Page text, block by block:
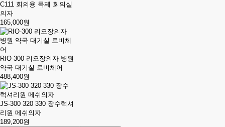
C111 회의용 목제 회의실
의자
165,000원
RIO-300 리오장의자 병원
약국 대기실 로비체어
488,400원
JS-300 320 330 장수럭셔
리원 메쉬의자
189,200원